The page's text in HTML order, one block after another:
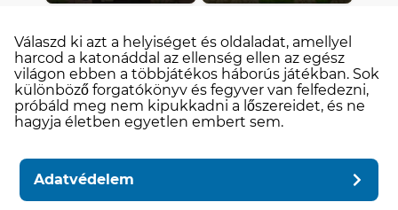
Válaszd ki azt a helyiséget és oldaladat, amellyel
harcod a katonáddal az ellenség ellen az egész
világon ebben a többjátékos háborús játékban. Sok
különböző forgatókönyv és fegyver van felfedezni,
próbáld meg nem kipukkadni a lőszereidet, és ne
hagyja életben egyetlen embert sem.
Adatvédelem